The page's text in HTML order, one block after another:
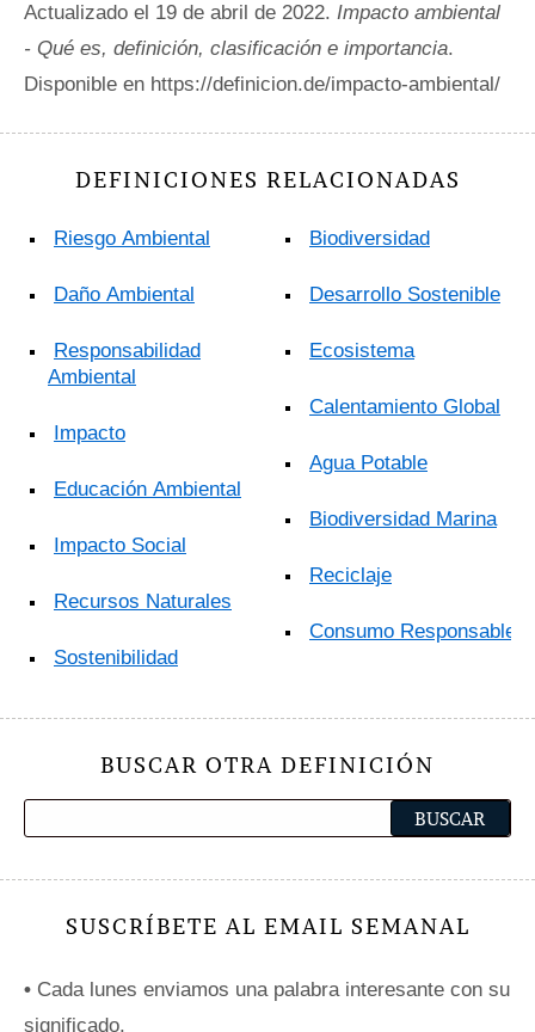
Actualizado el 19 de abril de 2022. Impacto ambiental
- Qué es, definición, clasificación e importancia.
Disponible en https://definicion.de/impacto-ambiental/
DEFINICIONES RELACIONADAS
Riesgo Ambiental
Daño Ambiental
Responsabilidad
Ambiental
Impacto
Educación Ambiental
Impacto Social
Recursos Naturales
Sostenibilidad
Biodiversidad
Desarrollo Sostenible
Ecosistema
Calentamiento Global
Agua Potable
Biodiversidad Marina
Reciclaje
Consumo Responsable
BUSCAR OTRA DEFINICIÓN
SUSCRÍBETE AL EMAIL SEMANAL
• Cada lunes enviamos una palabra interesante con su
significado.